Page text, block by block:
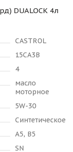
DUALOCK 4л
CASTROL
15CA3B
4
масло
моторное
5W-30
Синтетическое
A5, B5
SN